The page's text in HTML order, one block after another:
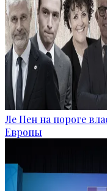
Ле Пен на пороге
Европы